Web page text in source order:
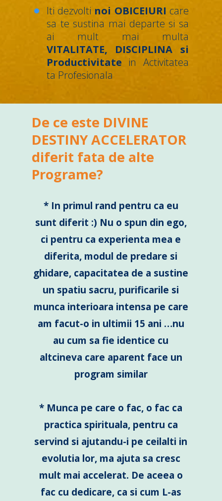
Iti dezvolti noi OBICEIURI care
sa te sustina mai departe si sa
ai mult mai multa
VITALITATE, DISCIPLINA si
Productivitate in Activitatea
ta Profesionala
* In primul rand pentru ca eu
sunt diferit :) Nu o spun din ego,
ci pentru ca experienta mea e
diferita, modul de predare si
ghidare, capacitatea de a sustine
un spatiu sacru, purificarile si
munca interioara intensa pe care
am facut-o in ultimii 15 ani …nu
au cum sa fie identice cu
altcineva care aparent face un
program similar
* Munca pe care o fac, o fac ca
practica spirituala, pentru ca
servind si ajutandu-i pe ceilalti in
evolutia lor, ma ajuta sa cresc
mult mai accelerat. De aceea o
fac cu dedicare, ca si cum L-as
De ce este DIVINE
DESTINY ACCELERATOR
diferit fata de alte
Programe?